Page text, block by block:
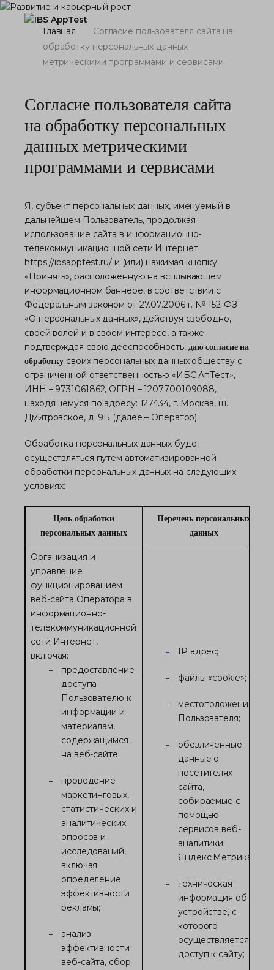
Главная
Согласие пользователя сайта на
обработку персональных данных
метрическими программами и сервисами
Согласие пользователя сайта
на обработку персональных
данных метрическими
программами и сервисами
Я, субъект персональных данных, именуемый в
дальнейшем Пользователь, продолжая
использование сайта в информационно-
телекоммуникационной сети Интернет
https://ibsapptest.ru/и (или) нажимая кнопку
«Принять», расположенную на всплывающем
информационном баннере, в соответствии с
Федеральным законом от 27.07.2006 г. № 152-ФЗ
«О персональных данных», действуя свободно,
своей волей и в своем интересе, а также
подтверждая свою дееспособность, даю согласие на
обработку своих персональных данных обществу с
ограниченной ответственностью «ИБС АпТест»,
ИНН – 9731061862, ОГРН – 1207700109088,
находящемуся по адресу: 127434, г. Москва, ш.
Дмитровское, д. 9Б (далее – Оператор).
Обработка персональных данных будет
осуществляться путем автоматизированной
обработки персональных данных на следующих
условиях:
Цель обработки
персональных данных
Перечень персональных
данных
Организация и
управление
функционированием
веб-сайта Оператора в
информационно-
телекоммуникационной
сети Интернет,
включая:
предоставление
доступа
Пользователю к
информации и
материалам,
содержащимся
на веб-сайте;
проведение
маркетинговых,
статистических и
аналитических
опросов и
исследований,
включая
определение
эффективности
рекламы;
анализ
эффективности
веб-сайта, сбор
IP адрес;
файлы «cookie»;
местоположение
Пользователя;
обезличенные
данные о
посетителях
сайта,
собираемые с
помощью
сервисов веб-
аналитики
Яндекс.Метрика;
техническая
информация об
устройстве, с
которого
осуществляется
доступ к сайту;